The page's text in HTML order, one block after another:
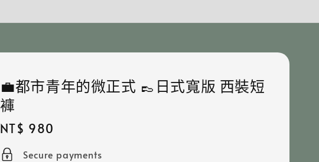
💼都市青年的微正式 👞日式寬版 西裝短
褲
Regular
price
NT$ 980
Secure payments